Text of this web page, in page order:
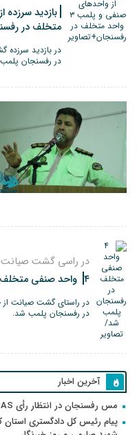
متخلف در
در رفسنجان
در راسی گشت صیانت
۴ واحد صنفی متخلف در رفسنجان پلمب شد/تصاویر
در رفسنجان پلمب شد.
آخرین اخبار
مس رفسنجان در انتظار رأی CAS؛ آغاز تمرینات از هفته آینده